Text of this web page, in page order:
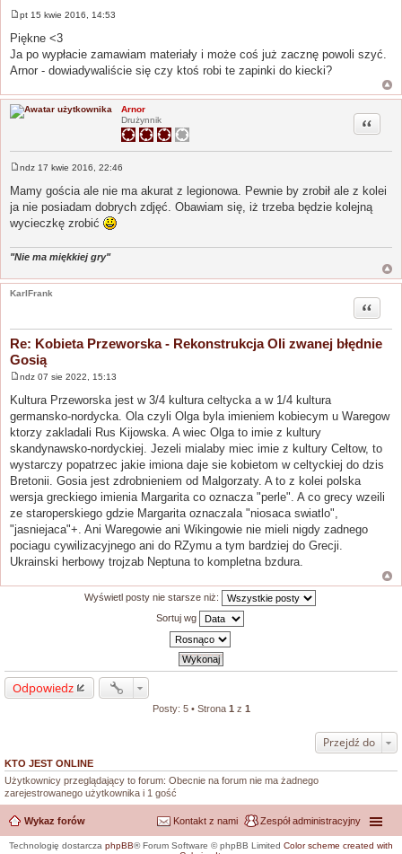
o
s
t
pt 15 kwie 2016, 14:53
Piękne <3
Ja po wypłacie zamawiam materiały i może coś już zacznę powoli szyć.
Arnor - dowiadywaliście się czy ktoś robi te zapinki do kiecki?
Arnor
Drużynnik
Cytuj
s
ndz 17 kwie 2016, 22:46
Mamy gościa ale nie ma akurat z legionowa. Pewnie by zrobił ale z kolei
ja nie posiadam dobrych zdjęć. Obawiam się, iż trzeba będzie kolejną
wycieczkę zrobić
"Nie ma miękkiej gry"
KarlFrank
Re: Kobieta Przeworska - Rekonstrukcja Oli zwanej błędnie
Gosią
Cytuj
o
s
t
ndz 07 sie 2022, 15:13
Kultura Przeworska jest w 3/4 kultura celtycka a w 1/4 kultura
germansko-nordycka. Ola czyli Olga byla imieniem kobiecym u Waregow
ktorzy zakladali Rus Kijowska. A wiec Olga to imie z kultury
skandynawsko-nordyckiej. Jezeli mialaby miec imie z kultury Celtow, to
wystarczy popatrzec jakie imiona daje sie kobietom w celtyckiej do dzis
Bretonii. Gosia jest zdrobnieniem od Malgorzaty. A to z kolei polska
wersja greckiego imienia Margarita co oznacza "perle". A co grecy wzeili
ze staroperskiego gdzie Margarita oznaczala "niosaca swiatlo",
"jasniejaca"+. Ani Waregowie ani Wikingowie nie mieli nigdy zadnego
pociagu cywilizacyjnego ani do RZymu a tym bardziej do Grecji.
Ukrainski herbowy trojzab Neptuna to kompletna bzdura.
Wyświetl posty nie starsze niż:
Sortuj wg
Odpowiedz
Posty: 5 • Strona 1 z 1
Przejdź do
KTO JEST ONLINE
Użytkownicy przeglądający to forum: Obecnie na forum nie ma żadnego
zarejestrowanego użytkownika i 1 gość
Wykaz forów Zespół administracyjny
Kontakt z nami
Technologię dostarcza phpBB® Forum Software © phpBB Limited Color scheme created with